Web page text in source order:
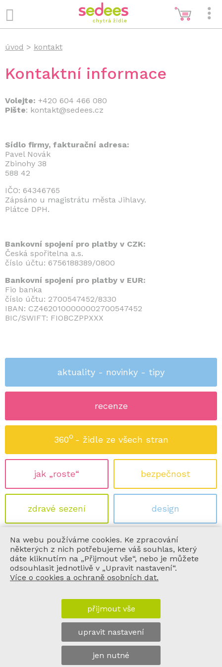
úvod > kontakt
Kontaktní informace
Volejte: +420 604 466 080
Pište: kontakt@sedees.cz
Sídlo firmy, fakturační adresa:
Pavel Novák
Zbinohy 38
588 42
IČO: 64346765
Zápsáno u magistrátu města Jihlavy.
Plátce DPH.
Bankovní spojení pro platby v CZK:
Česká spořitelna a.s.
číslo účtu: 6756188389/0800
Bankovní spojení pro platby v EUR:
Fio banka
číslo účtu: 2700547452/8330
IBAN: CZ4620100000002700547452
BIC/SWIFT: FIOBCZPPXXX
aktuality - novinky - tipy
recenze
360o
- židle ze všech stran
jak „roste“ bezpečnost
zdravé sezení design
ekologie certifikace
vše o nákupu
Na webu používáme cookies. Ke zpracování
některých z nich potřebujeme váš souhlas, který
dáte kliknutím na „Přijmout vše“, nebo je můžete
odsouhlasit jednotlivě v „Upravit nastavení“.
Více o cookies a ochraně osobních dat.
přijmout vše
upravit nastavení
jen nutné